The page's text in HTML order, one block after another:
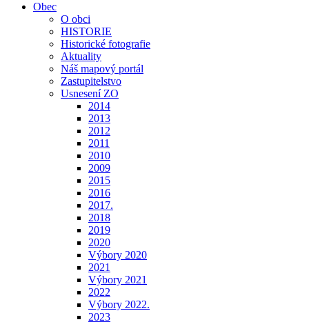
Obec
O obci
HISTORIE
Historické fotografie
Aktuality
Náš mapový portál
Zastupitelstvo
Usnesení ZO
2014
2013
2012
2011
2010
2009
2015
2016
2017.
2018
2019
2020
Výbory 2020
2021
Výbory 2021
2022
Výbory 2022.
2023